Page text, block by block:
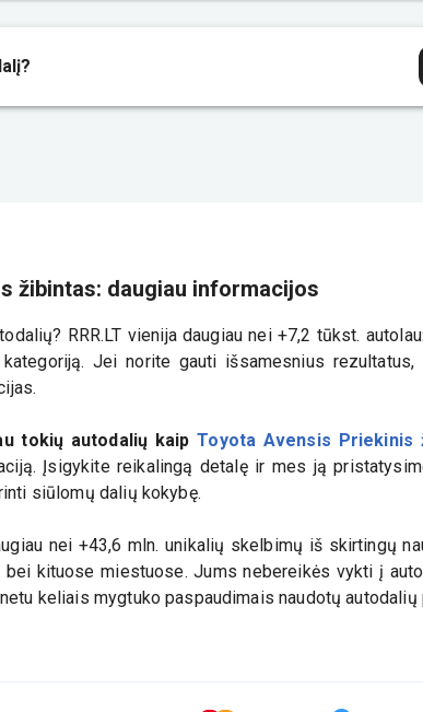
žibintas: daugiau informacijos
RRR.LT vienija daugiau nei +7,2 tūkst.
Jei norite gauti išsamesnius
tokių autodalių kaipToyota Avensis Priekinis
Įsigykite reikalingą detalę ir mes ją
siūlomų dalių kokybę.
nei +43,6 mln. unikalių skelbimų iš skirtingų
bei kituose miestuose. Jums nebereikės vykti į
keliais mygtuko paspaudimais naudotų autodalių